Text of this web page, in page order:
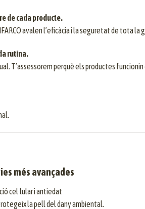
de cada producte.
avalen l’eficàcia i la seguretat de tota la
rutina.
T’assessorem perquè els productes funcionin
més avançades
cel·lular i antiedat
la pell del dany ambiental.